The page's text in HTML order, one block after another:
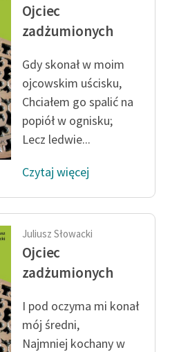
Ojciec
zadżumionych
Gdy skonał w moim
ojcowskim uścisku,
Chciałem go spalić na
popiół w ognisku;
Lecz ledwie...
Czytaj więcej
Juliusz Słowacki
Ojciec
zadżumionych
I pod oczyma mi konał
mój średni,
Najmniej kochany w